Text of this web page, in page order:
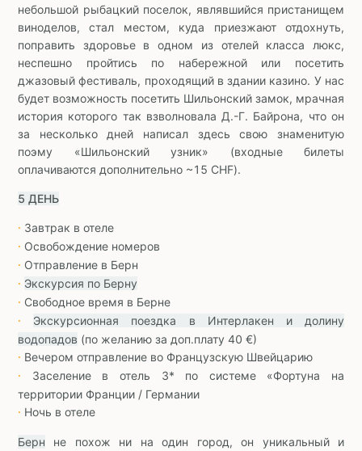
небольшой рыбацкий поселок, являвшийся пристанищем
виноделов, стал местом, куда приезжают отдохнуть,
поправить здоровье в одном из отелей класса люкс,
неспешно пройтись по набережной или посетить
джазовый фестиваль, проходящий в здании казино. У нас
будет возможность посетить Шильонский замок, мрачная
история которого так взволновала Д.-Г. Байрона, что он
за несколько дней написал здесь свою знаменитую
поэму «Шильонский узник» (входные билеты
оплачиваются дополнительно ~15 CHF).
5 ДЕНЬ
∙ Завтрак в отеле
∙ Освобождение номеров
∙ Отправление в Берн
∙ Экскурсия по Берну
∙ Свободное время в Берне
∙
Экскурсионная поездка в Интерлакен и долину
водопадов (по желанию за доп.плату 40 €)
∙ Вечером отправление во Французскую Швейцарию
∙
Заселение в отель 3* по системе «Фортуна на
территории Франции / Германии
∙ Ночь в отеле
Берн не похож ни на один город, он уникальный и